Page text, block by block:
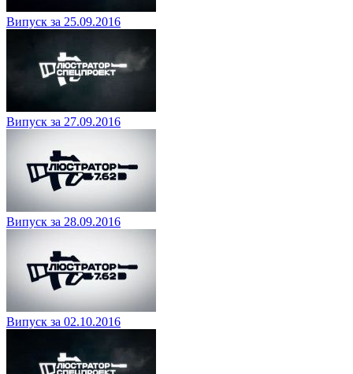
Випуск за 25.09.2016
Випуск за 27.09.2016
Випуск за 28.09.2016
Випуск за 02.10.2016